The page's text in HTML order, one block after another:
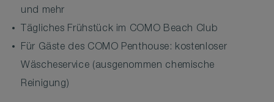
und mehr
Tägliches Frühstück im COMO Beach Club
Für Gäste des COMO Penthouse: kostenloser
Wäscheservice (ausgenommen chemische
Reinigung)